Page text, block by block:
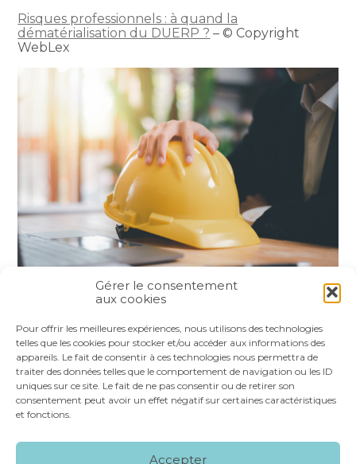
Gérer le consentement
aux cookies
Pour offrir les meilleures expériences, nous utilisons des technologies
telles que les cookies pour stocker et/ou accéder aux informations des
appareils. Le fait de consentir à ces technologies nous permettra de
traiter des données telles que le comportement de navigation ou les ID
uniques sur ce site. Le fait de ne pas consentir ou de retirer son
consentement peut avoir un effet négatif sur certaines caractéristiques
et fonctions.
Accepter
Risques professionnels : à quand la
dématérialisation du DUERP ? – © Copyright
WebLex
FaceBook
TwitterLinkedIn
Footer
NOS SERVICES